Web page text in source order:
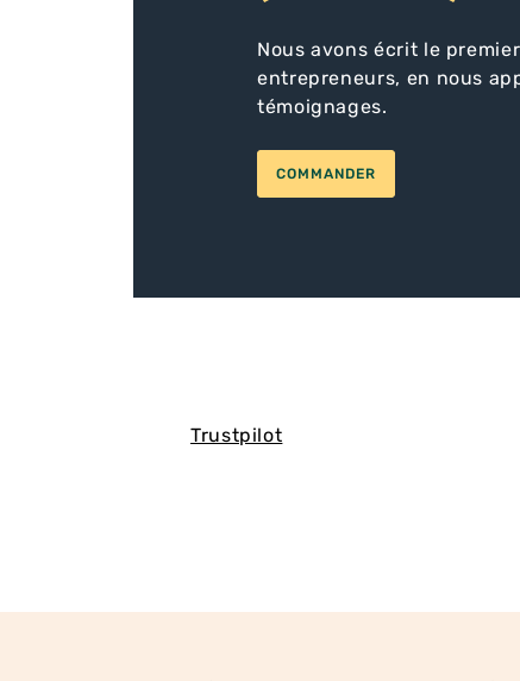
Nous avons écrit le
entrepreneurs, en nous
témoignages.
COMMANDER
Trustpilot